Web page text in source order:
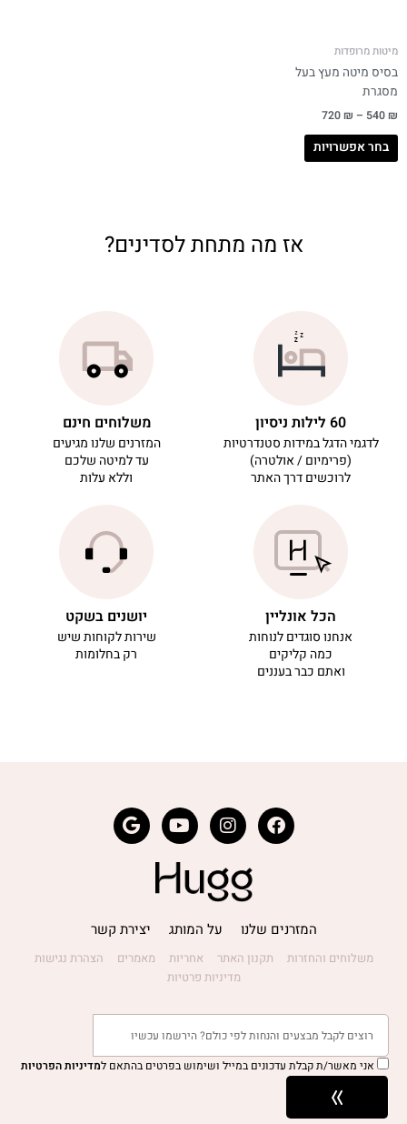
מיטות מרופדות
בסיס מיטה מעץ בעל
מסגרת
540₪
–
720₪
בחר אפשרויות
אז מה מתחת לסדינים?
60 לילות ניסיון
לדגמי הדגל במידות סטנדרטיות
(פרימיום / אולטרה)
לרוכשים דרך האתר
משלוחים חינם
המזרנים שלנו מגיעים
עד למיטה שלכם
וללא עלות
הכל אונליין
אנחנו סוגדים לנוחות
כמה קליקים
ואתם כבר בעננים
יושנים בשקט
שירות לקוחות שיש
רק בחלומות
המזרנים שלנו על המותג יצירת קשר
משלוחים והחזרות תקנון האתר אחריות מאמרים
הצהרת נגישות
מדיניות פרטיות
אני מאשר/ת קבלת עדכונים במייל ושימוש בפרטים בהתאם למדיניות הפרטיות